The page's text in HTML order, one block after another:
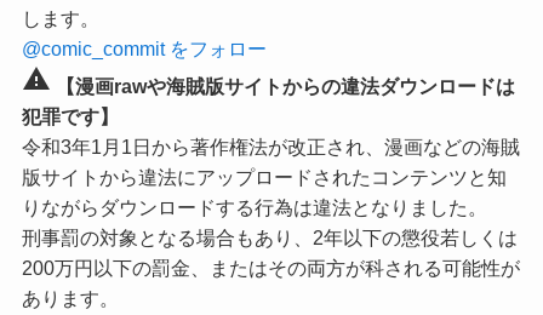
します。
@comic_commit をフォロー
warning
【漫画rawや海賊版サイトからの違法ダウンロードは
犯罪です】
令和3年1月1日から著作権法が改正され、漫画などの海賊
版サイトから違法にアップロードされたコンテンツと知
りながらダウンロードする行為は違法となりました。
刑事罰の対象となる場合もあり、2年以下の懲役若しくは
200万円以下の罰金、またはその両方が科される可能性が
あります。